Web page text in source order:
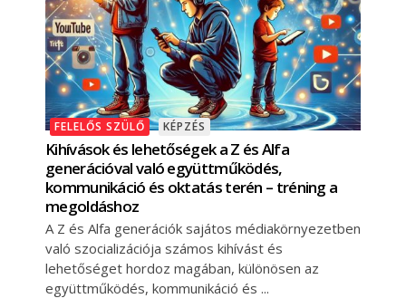
FELELŐS SZÜLŐ KÉPZÉS
Kihívások és lehetőségek a Z és Alfa
generációval való együttműködés,
kommunikáció és oktatás terén – tréning a
megoldáshoz
A Z és Alfa generációk sajátos médiakörnyezetben
való szocializációja számos kihívást és
lehetőséget hordoz magában, különösen az
együttműködés, kommunikáció és